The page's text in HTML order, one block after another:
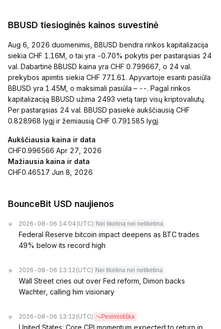
BBUSD tiesioginės kainos suvestinė
Aug 6, 2026 duomenimis, BBUSD bendra rinkos kapitalizacija
siekia CHF 1.16M, o tai yra -0.70% pokytis per pastarąsias 24
val. Dabartinė BBUSD kaina yra CHF 0.799667, o 24 val.
prekybos apimtis siekia CHF 771.61. Apyvartoje esanti pasiūla
BBUSD yra 1.45M, o maksimali pasiūla – --. Pagal rinkos
kapitalizaciją BBUSD užima 2493 vietą tarp visų kriptovaliutų.
Per pastarąsias 24 val. BBUSD pasiekė aukščiausią CHF
0.828968 lygį ir žemiausią CHF 0.791585 lygį.
Aukščiausia kaina ir data
CHF0.996566 Apr 27, 2026
Mažiausia kaina ir data
CHF0.46517 Jun 8, 2026
BounceBit USD naujienos
2026-08-06 14:04 (UTC) Nei tikėtina nei netikėtina
Federal Reserve bitcoin impact deepens as BTC trades
49% below its record high
2026-08-06 13:12 (UTC) Nei tikėtina nei netikėtina
Wall Street cries out over Fed reform, Dimon backs
Wachter, calling him visionary
2026-08-06 13:12 (UTC) Pesimistiška
United States: Core CPI momentum expected to return in